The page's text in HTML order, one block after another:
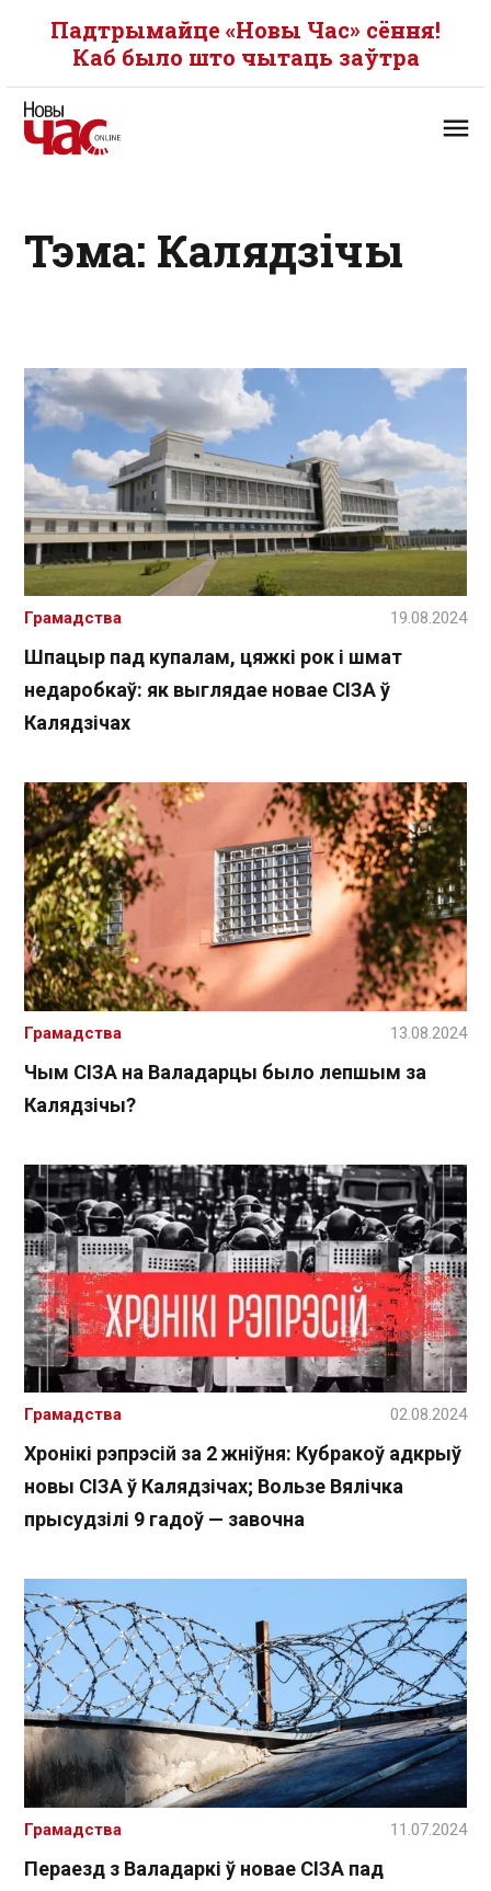
Падтрымайце «Новы Час» сёння!
Каб было што чытаць заўтра
Тэма: Калядзічы
Шпацыр пад купалам, цяжкі рок і шмат
недаробкаў: як выглядае новае СІЗА ў
Калядзічах
Грамадства 19.08.2024
Чым СІЗА на Валадарцы было лепшым за
Калядзічы?
Грамадства 13.08.2024
Хронікі рэпрэсій за 2 жніўня: Кубракоў адкрыў
новы СІЗА ў Калядзічах; Вользе Вялічка
прысудзілі 9 гадоў — завочна
Грамадства 02.08.2024
Пераезд з Валадаркі ў новае СІЗА пад
Грамадства 11.07.2024